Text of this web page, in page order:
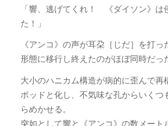
「響、逃げてくれ！ 《ダイソン》は
た！」
《アンコ》の声が耳朶［じだ］を打
形態に移行し終えたのがほぼ同時だっ
大小のハニカム構造が病的に歪んで再
ポッドと化し、不気味な孔からいくつ
らめかせる。
突如として響と《アンコ》の数メート